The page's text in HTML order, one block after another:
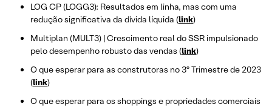
LOG CP (LOGG3): Resultados em linha, mas com uma
redução significativa da dívida líquida (link)
Multiplan (MULT3) | Crescimento real do SSR impulsionado
pelo desempenho robusto das vendas (link)
O que esperar para as construtoras no 3º Trimestre de 2023
(link)
O que esperar para os shoppings e propriedades comerciais